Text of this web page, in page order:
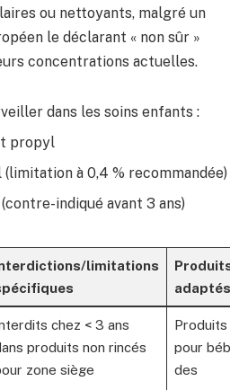
ou nettoyants, malgré un
le déclarant « non sûr »
concentrations actuelles.
dans les soins enfants :
propyl
à 0,4 % recommandée)
indiqué avant 3 ans)
limitations
Produits
adaptés
chez < 3 ans
produits non rincés
zone siège
Produits
pour bébés
des